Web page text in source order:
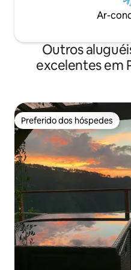
Ar-
Outros
excelentes em
Preferido dos hóspedes
Preferido dos hóspedes